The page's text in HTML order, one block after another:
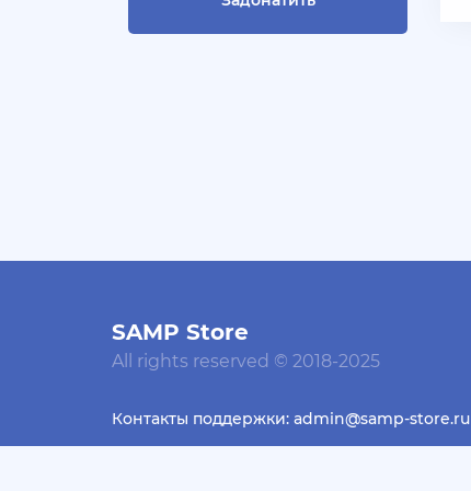
СКУПАЮ АККАУНТЫ БЛЕК
BLACK***SSIAN 3-5 ЛВЛ TG
@Yorshik1488
28 Июля 2026г в 19:10
jagermeister
SAMP Store
All rights reserved © 2018-2025
Контакты поддержки: admin@samp-store.ru